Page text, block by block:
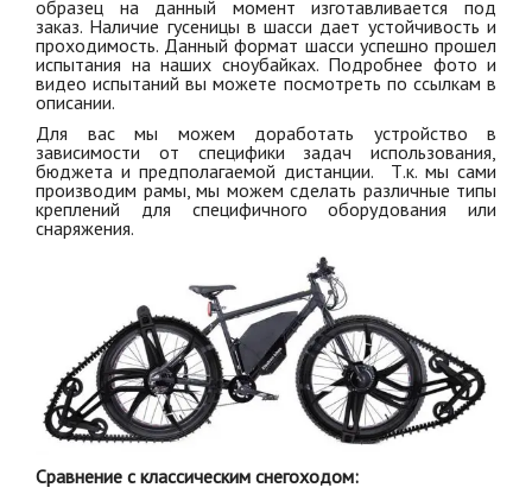
образец на данный момент изготавливается под
заказ. Наличие гусеницы в шасси дает устойчивость и
проходимость. Данный формат шасси успешно прошел
испытания на наших сноубайках. Подробнее фото и
видео испытаний вы можете посмотреть по ссылкам в
описании.
Для вас мы можем доработать устройство в
зависимости от специфики задач использования,
бюджета и предполагаемой дистанции. Т.к. мы сами
производим рамы, мы можем сделать различные типы
креплений для специфичного оборудования или
снаряжения.
Сравнение с классическим снегоходом: